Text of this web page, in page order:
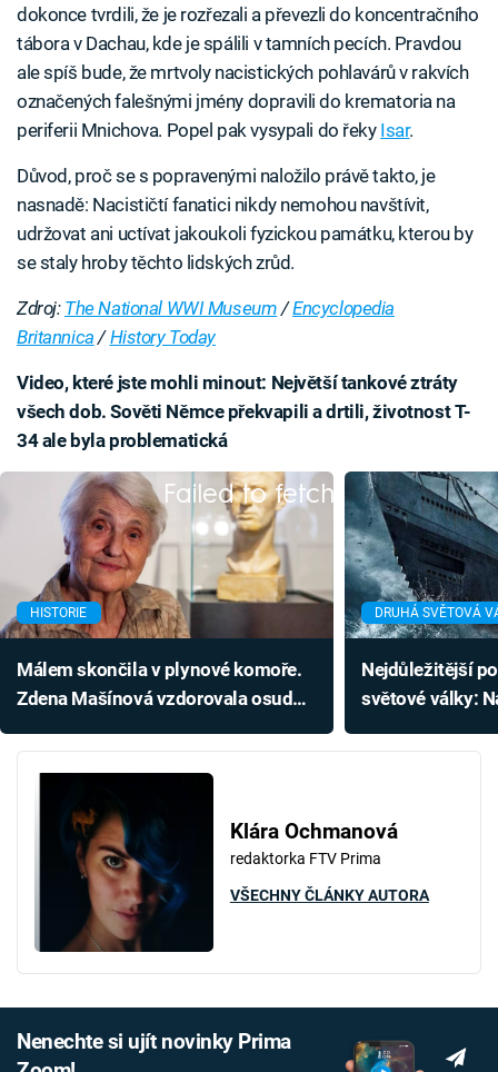
dokonce tvrdili, že je rozřezali a převezli do koncentračního
tábora v Dachau, kde je spálili v tamních pecích. Pravdou
ale spíš bude, že mrtvoly nacistických pohlavárů v rakvích
označených falešnými jmény dopravili do krematoria na
periferii Mnichova. Popel pak vysypali do řeky Isar.
Důvod, proč se s popravenými naložilo právě takto, je
nasnadě: Nacističtí fanatici nikdy nemohou navštívit,
udržovat ani uctívat jakoukoli fyzickou památku, kterou by
se staly hroby těchto lidských zrůd.
Zdroj: The National WWI Museum/Encyclopedia
Britannica/History Today
Video, které jste mohli minout: Největší tankové ztráty
všech dob. Sověti Němce překvapili a drtili, životnost T-
34 ale byla problematická
Failed to fetch
HISTORIE
Málem skončila v plynové komoře.
Zdena Mašínová vzdorovala osudu,
DRUHÁ SVĚTOVÁ
Nejdůležitější
světové války:
Klára Ochmanová
redaktorka FTV Prima
VŠECHNY ČLÁNKY AUTORA
Nenechte si ujít novinky Prima